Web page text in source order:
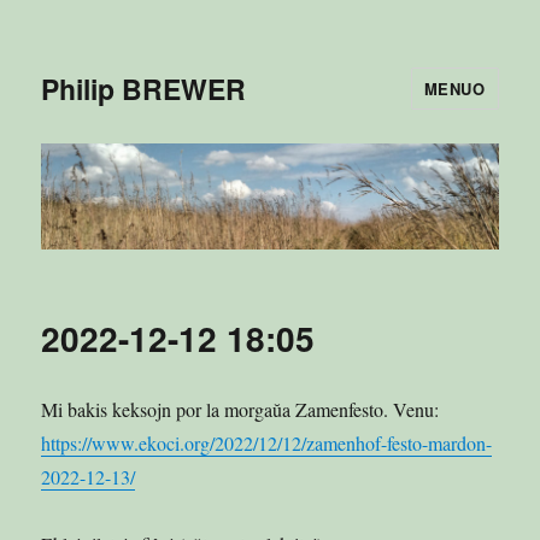
Philip BREWER MENUO
2022-12-12 18:05
Mi bakis keksojn por la morgaŭa Zamenfesto. Venu:
https://www.ekoci.org/2022/12/12/zamenhof-festo-mardon-
2022-12-13/